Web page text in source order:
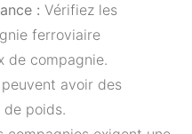
: Vérifiez les
ferroviaire
de compagnie.
avoir des
poids.